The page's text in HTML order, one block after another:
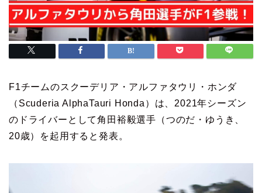
F1チームのスクーデリア・アルファタウリ・ホンダ
（Scuderia AlphaTauri Honda）は、2021年シーズン
のドライバーとして角田裕毅選手（つのだ・ゆうき、
20歳）を起用すると発表。